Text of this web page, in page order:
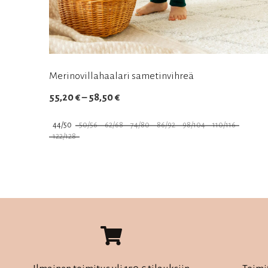
Merinovillahaalari sametinvihreä
55,20€– 58,50€Hintaluokka:
–
44/50 50/56 62/68 74/80 86/92 98/104
110/116
122/128
muunnelma.